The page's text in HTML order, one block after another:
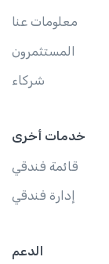
معلومات عنا
المستثمرون
شركاء
خدمات أخرى
قائمة فندقي
إدارة فندقي
الدعم